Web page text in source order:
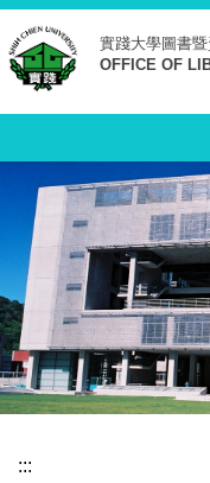
跳
到
主
要
實踐大學圖書
OFFICE OF
:::